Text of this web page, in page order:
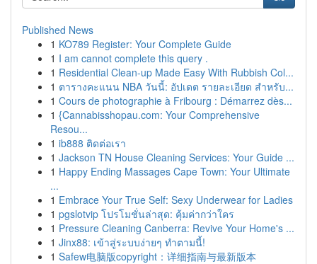
Published News
1 KO789 Register: Your Complete Guide
1 I am cannot complete this query .
1 Residential Clean-up Made Easy With Rubbish Col...
1 ตารางคะแนน NBA วันนี้: อัปเดต รายละเอียด สำหรับ...
1 Cours de photographie à Fribourg : Démarrez dès...
1 {Cannabisshopau.com: Your Comprehensive
Resou...
1 ib888 ติดต่อเรา
1 Jackson TN House Cleaning Services: Your Guide ...
1 Happy Ending Massages Cape Town: Your Ultimate
...
1 Embrace Your True Self: Sexy Underwear for Ladies
1 pgslotvip โปรโมชั่นล่าสุด: คุ้มค่ากว่าใคร
1 Pressure Cleaning Canberra: Revive Your Home's ...
1 Jinx88: เข้าสู่ระบบง่ายๆ ทำตามนี้!
1 Safew电脑版copyright：详细指南与最新版本